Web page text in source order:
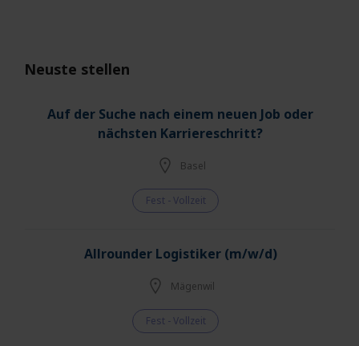
Neuste stellen
Auf der Suche nach einem neuen Job oder
nächsten Karriereschritt?
Basel
Fest - Vollzeit
Allrounder Logistiker (m/w/d)
Mägenwil
Fest - Vollzeit